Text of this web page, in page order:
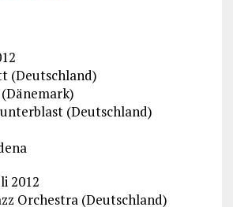
(Deutschland)
(Deutschland)
2012
Orchestra (Deutschland)